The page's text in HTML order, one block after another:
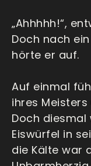
„Ahhhhh!“,
Doch nach
hörte er auf.
Auf einmal
ihres
Doch diesmal
Eiswürfel in
die Kälte war